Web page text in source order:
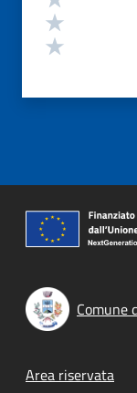
Comune
Footer
Area riservata